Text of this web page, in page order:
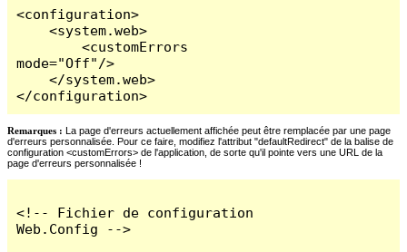
<configuration>
    <system.web>
        <customErrors
mode="Off"/>
    </system.web>
</configuration>
Remarques : La page d'erreurs actuellement affichée peut être remplacée par une page
d'erreurs personnalisée. Pour ce faire, modifiez l'attribut "defaultRedirect" de la balise de
configuration <customErrors> de l'application, de sorte qu'il pointe vers une URL de la
page d'erreurs personnalisée !
<!-- Fichier de configuration
Web.Config -->